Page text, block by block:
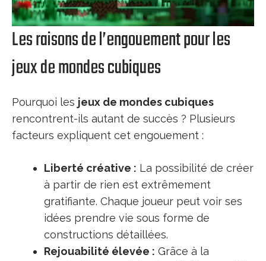
Les raisons de l’engouement pour les
jeux de mondes cubiques
Pourquoi les jeux de mondes cubiques
rencontrent-ils autant de succès ? Plusieurs
facteurs expliquent cet engouement :
Liberté créative : La possibilité de créer
à partir de rien est extrêmement
gratifiante. Chaque joueur peut voir ses
idées prendre vie sous forme de
constructions détaillées.
Rejouabilité élevée : Grâce à la